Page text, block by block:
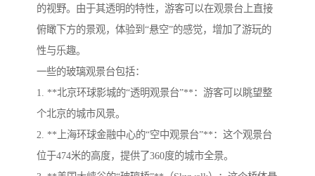
的视野。由于其透明的特性，游客可以在观景台上直接
俯瞰下方的景观，体验到“悬空”的感觉，增加了游玩的
性与乐趣。
一些的玻璃观景台包括：
1. **北京环球影城的“透明观景台”**：游客可以眺望整
个北京的城市风景。
2. **上海环球金融中心的“空中观景台”**：这个观景台
位于474米的高度，提供了360度的城市全景。